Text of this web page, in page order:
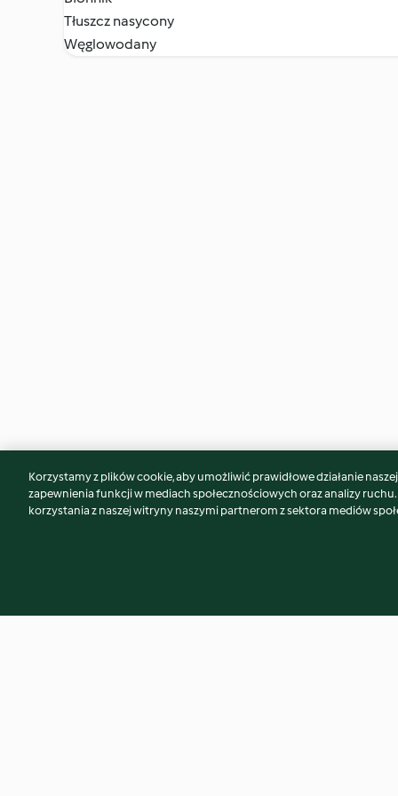
Tłuszcz nasycony
Węglowodany
Może spodoba Ci się również...
Korzystamy z plików cookie, aby umożliwić prawidłowe działanie
zapewnienia funkcji w mediach społecznościowych oraz analizy
korzystania z naszej witryny naszymi partnerom z sektora mediów